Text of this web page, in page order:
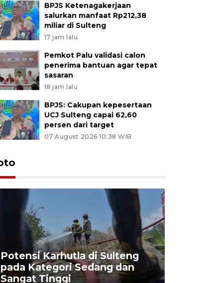
BPJS Ketenagakerjaan
salurkan manfaat Rp212,38
miliar di Sulteng
17 jam lalu
Pemkot Palu validasi calon
penerima bantuan agar tepat
sasaran
18 jam lalu
BPJS: Cakupan kepesertaan
UCJ Sulteng capai 62,60
persen dari target
07 August 2026 10:38 WIB
Potensi Karhutla di Sulteng
pada Kategori Sedang dan
Sangat Tinggi